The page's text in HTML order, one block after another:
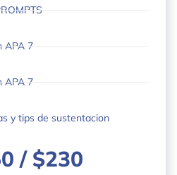
APA 7
APA 7
y tips de sustentacion
/ $230